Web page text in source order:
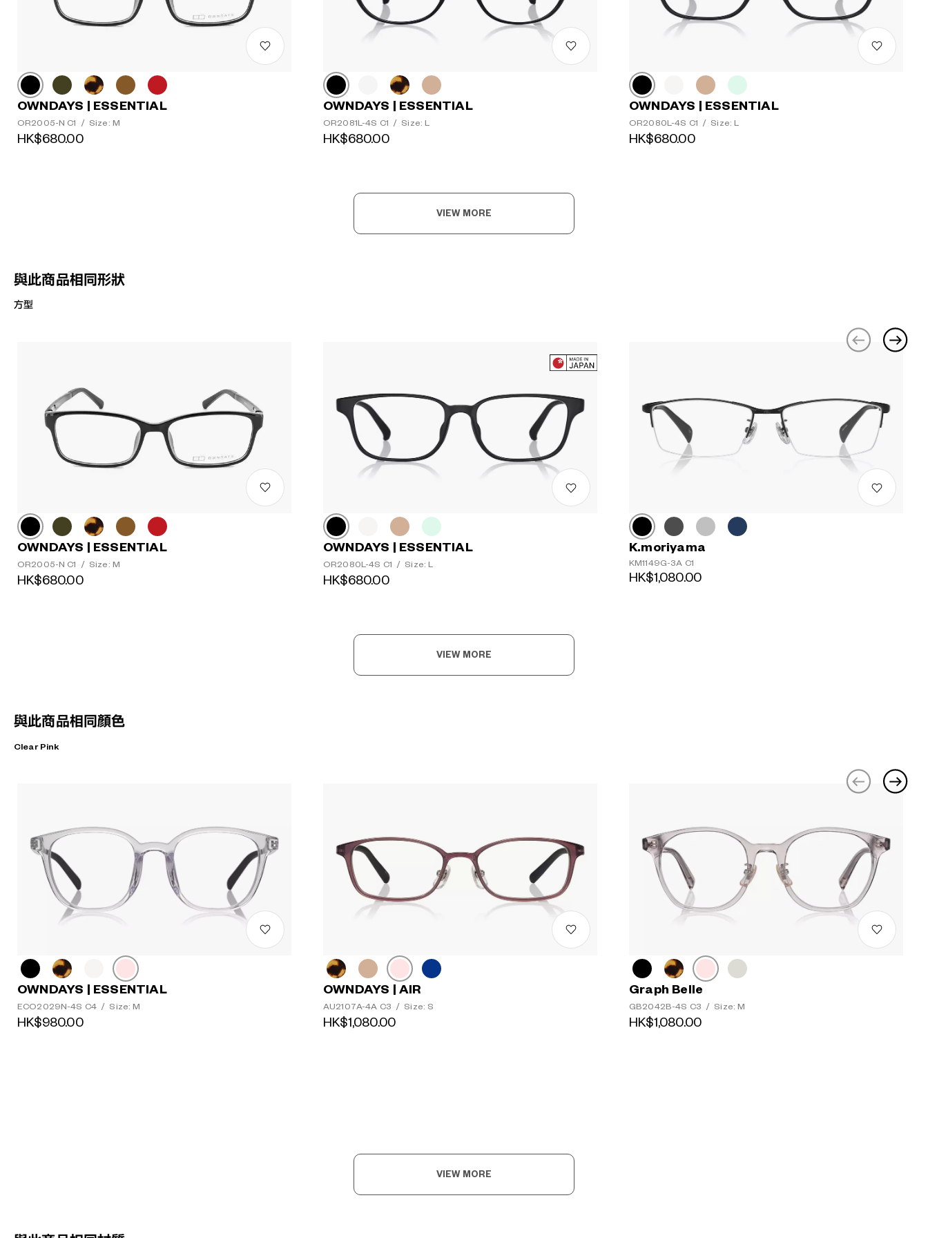
OWNDAYS | ESSENTIAL
OR2005-N C1 / Size: M
HK$680.00
OWNDAYS | ESSENTIAL
OR2081L-4S C1 / Size: L
HK$680.00
OWNDAYS | ESSENTIAL
OR2080L-4S C1 / Size: L
HK$680.00
VIEW MORE
與此商品相同形狀
方型
OWNDAYS | ESSENTIAL
OR2005-N C1 / Size: M
HK$680.00
OWNDAYS | ESSENTIAL
OR2080L-4S C1 / Size: L
HK$680.00
K.moriyama
KM1149G-3A C1
HK$1,080.00
VIEW MORE
與此商品相同顏色
Clear Pink
OWNDAYS | ESSENTIAL
ECO2029N-4S C4 / Size: M
HK$980.00
OWNDAYS | AIR
AU2107A-4A C3 / Size: S
HK$1,080.00
Graph Belle
GB2042B-4S C3 / Size: M
HK$1,080.00
VIEW MORE